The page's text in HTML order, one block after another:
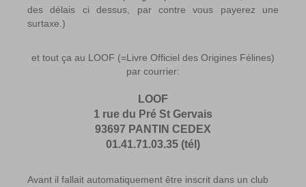
des délais ci dessus, par contre vous payerez une
surtaxe.)
et tout ça au LOOF (=Livre Officiel des Origines Félines)
par courrier:
LOOF
1 rue du Pré St Gervais
93697 PANTIN CEDEX
01.41.71.03.35 (tél)
Avant il fallait automatiquement être inscrit dans un club